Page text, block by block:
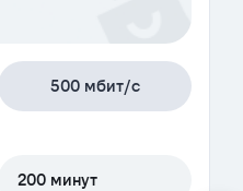
500 мбит/с
200 минут